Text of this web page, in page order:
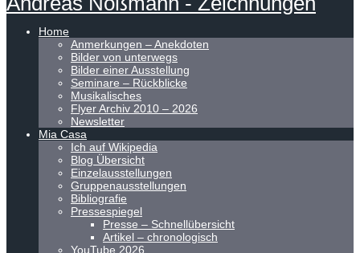
Home
Anmerkungen – Anekdoten
Bilder von unterwegs
Bilder einer Ausstellung
Seminare – Rückblicke
Musikalisches
Flyer Archiv 2010 – 2026
Newsletter
Mia Casa
Ich auf Wikipedia
Blog Übersicht
Einzelausstellungen
Gruppenausstellungen
Bibliografie
Pressespiegel
Presse – Schnellübersicht
Artikel – chronologisch
YouTube 2026